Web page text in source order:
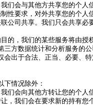
们会与其他方共享您的个人
性要求，对外共享您的个人
公司共享。我们只会共享
的，我们的某些服务将由
方数据统计和分析服务的
出于合法、正当、必要、
下情况除外：
们会向其他方转让您的个人
，我们会在要求新的持有